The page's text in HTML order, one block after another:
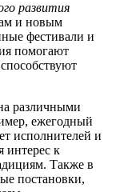
развития
и новым
фестивали и
помогают
различными
ежегодный
исполнителей и
интерес к
Также в
постановки,